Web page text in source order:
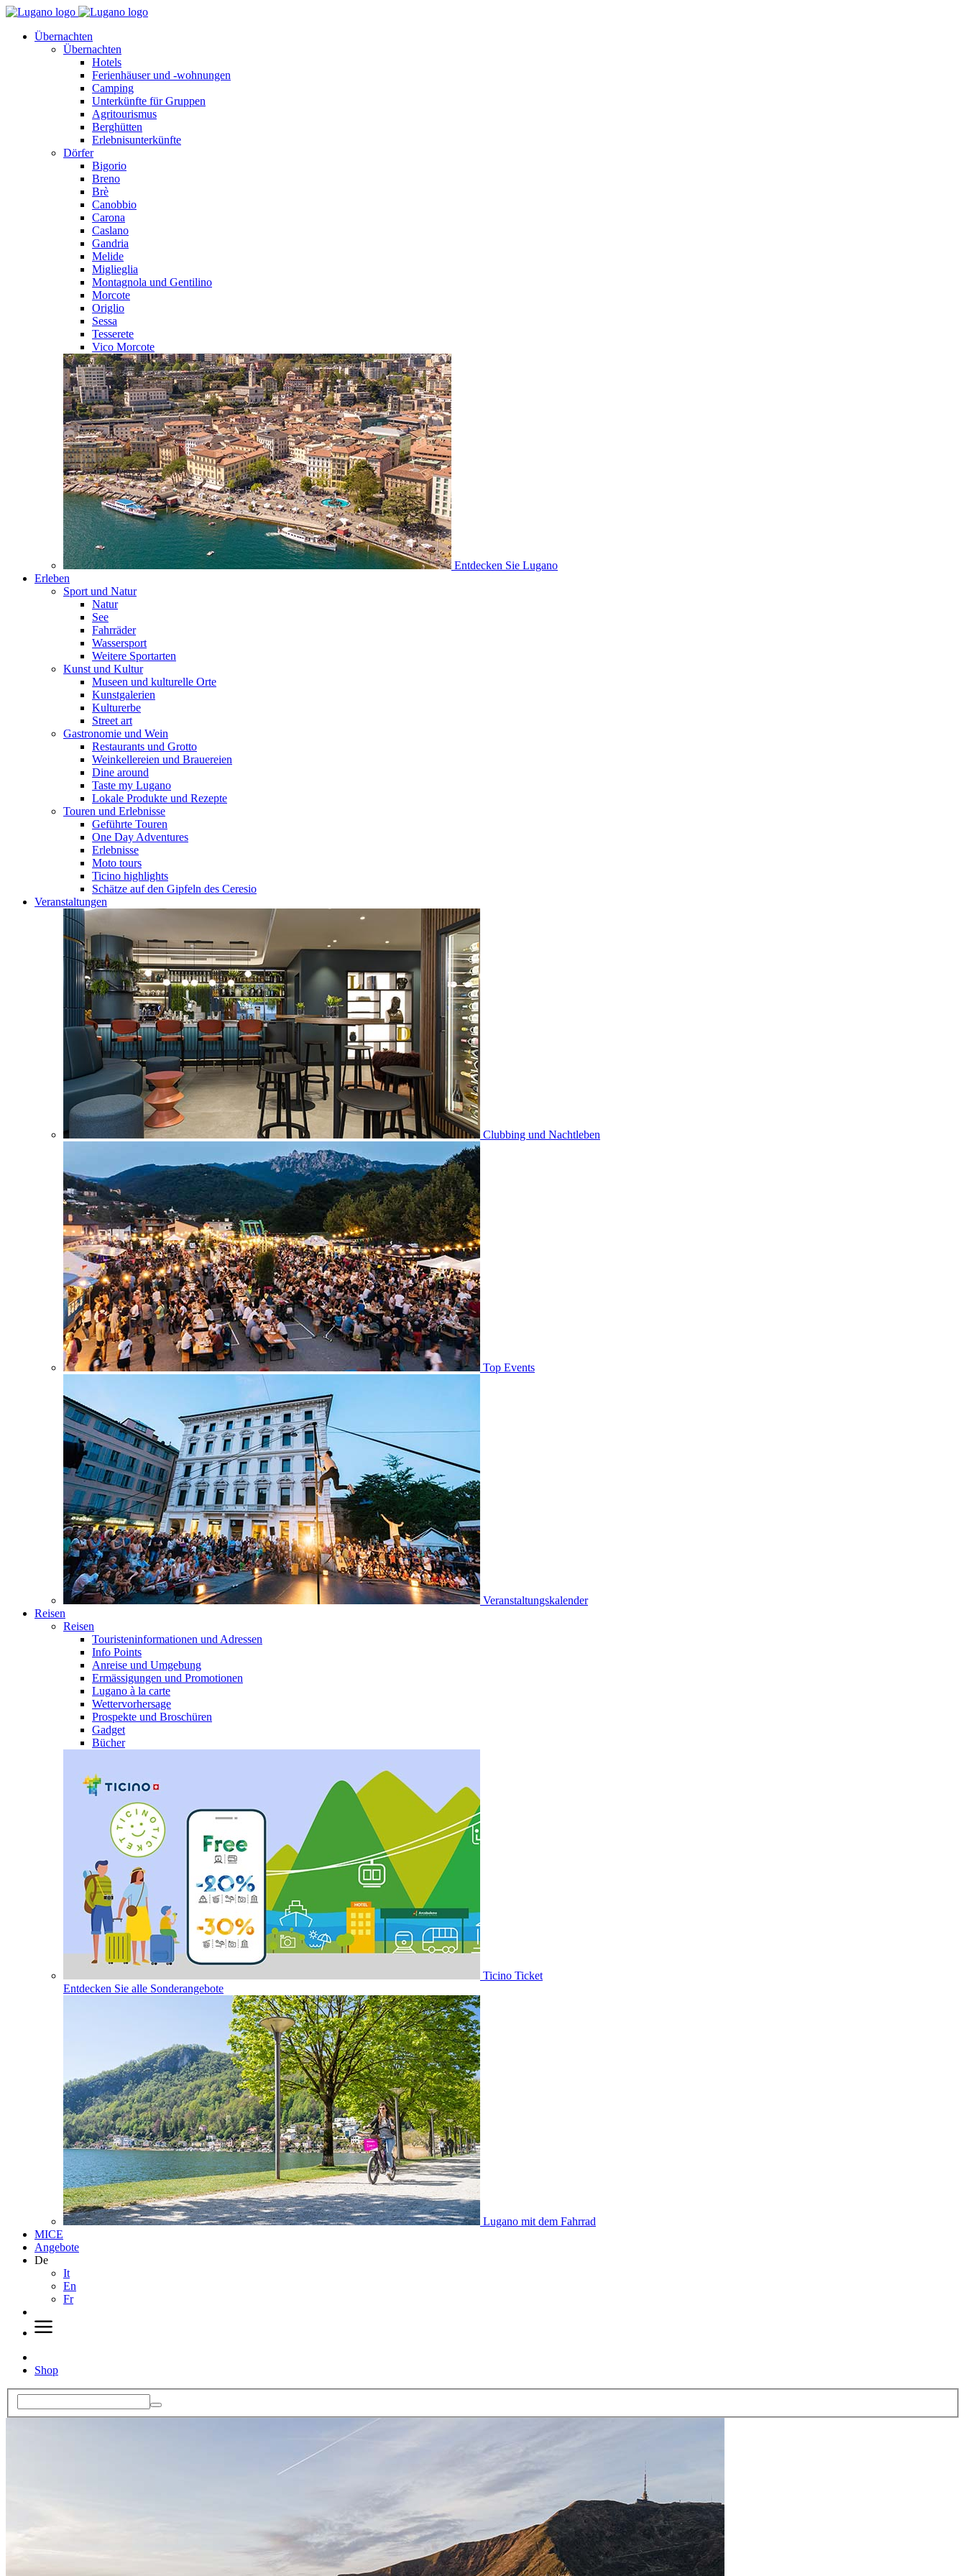
Übernachten
Übernachten
Hotels
Ferienhäuser und -wohnungen
Camping
Unterkünfte für Gruppen
Agritourismus
Berghütten
Erlebnisunterkünfte
Dörfer
Bigorio
Breno
Brè
Canobbio
Carona
Caslano
Gandria
Melide
Miglieglia
Montagnola und Gentilino
Morcote
Origlio
Sessa
Tesserete
Vico Morcote
Entdecken Sie Lugano
Erleben
Sport und Natur
Natur
See
Fahrräder
Wassersport
Weitere Sportarten
Kunst und Kultur
Museen und kulturelle Orte
Kunstgalerien
Kulturerbe
Street art
Gastronomie und Wein
Restaurants und Grotto
Weinkellereien und Brauereien
Dine around
Taste my Lugano
Lokale Produkte und Rezepte
Touren und Erlebnisse
Geführte Touren
One Day Adventures
Erlebnisse
Moto tours
Ticino highlights
Schätze auf den Gipfeln des Ceresio
Veranstaltungen
Clubbing und Nachtleben
Top Events
Veranstaltungskalender
Reisen
Reisen
Touristeninformationen und Adressen
Info Points
Anreise und Umgebung
Ermässigungen und Promotionen
Lugano à la carte
Wettervorhersage
Prospekte und Broschüren
Gadget
Bücher
Ticino Ticket
Entdecken Sie alle Sonderangebote
Lugano mit dem Fahrrad
MICE
Angebote
De
It
En
Fr
Shop